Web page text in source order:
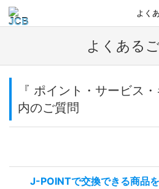
よく
よくある
『 ポイント・サービス
内のご質問
J-POINTで交換できる商品を